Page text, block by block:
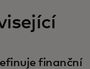
finanční